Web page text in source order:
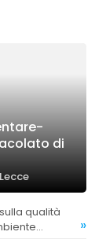
di
»